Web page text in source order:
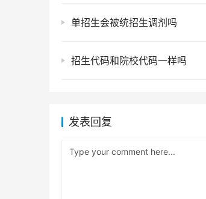
单招生会被统招生调剂吗
招生代码和院校代码一样吗
发表回复